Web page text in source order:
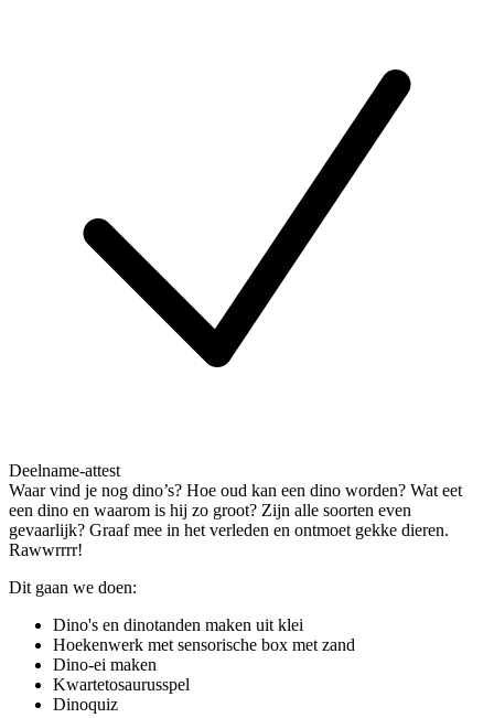
Deelname-attest
Waar vind je nog dino’s? Hoe oud kan een dino worden? Wat eet
een dino en waarom is hij zo groot? Zijn alle soorten even
gevaarlijk? Graaf mee in het verleden en ontmoet gekke dieren.
Rawwrrrr!
Dit gaan we doen:
Dino's en dinotanden maken uit klei
Hoekenwerk met sensorische box met zand
Dino-ei maken
Kwartetosaurusspel
Dinoquiz